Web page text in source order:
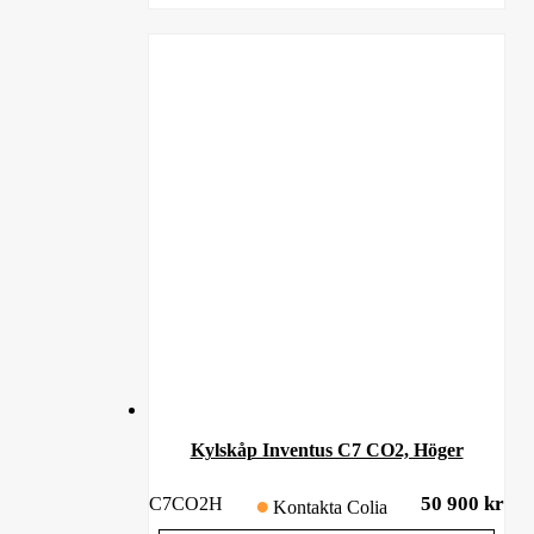
Kylskåp Inventus C7 CO2, Höger
C7CO2H Kontakta Colia 50 900 kr